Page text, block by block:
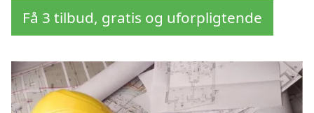
Få 3 tilbud, gratis og uforpligtende